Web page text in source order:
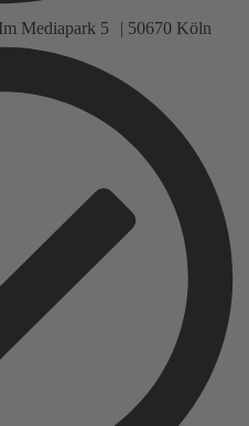
Mediapark 5 | 50670 Köln